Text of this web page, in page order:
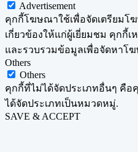
Advertisement
คุกกี้โฆษณาใช้เพื่อจัดเตรียม
เกี่ยวข้องให้แก่ผู้เยี่ยมชม คุกกี้
และรวบรวมข้อมูลเพื่อจัดหาโ
Others
Others
คุกกี้ที่ไม่ได้จัดประเภทอื่นๆ คือ
ได้จัดประเภทเป็นหมวดหมู่.
SAVE & ACCEPT